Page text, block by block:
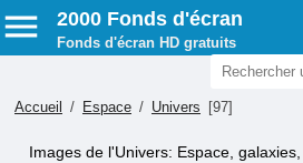
2000 Fonds d'écran
Fonds d'écran HD gratuits
Accueil / Espace / Univers [97]
Images de l'Univers: Espace,